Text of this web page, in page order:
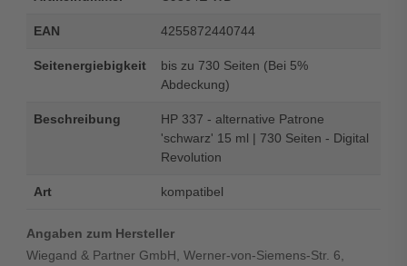
EAN 4255872440744
Seitenergiebigkeit
bis zu 730 Seiten (Bei 5%
Abdeckung)
Beschreibung
HP 337 - alternative Patrone
'schwarz' 15 ml | 730 Seiten - Digital
Revolution
Art kompatibel
Angaben zum Hersteller
Wiegand & Partner GmbH, Werner-von-Siemens-Str. 6,